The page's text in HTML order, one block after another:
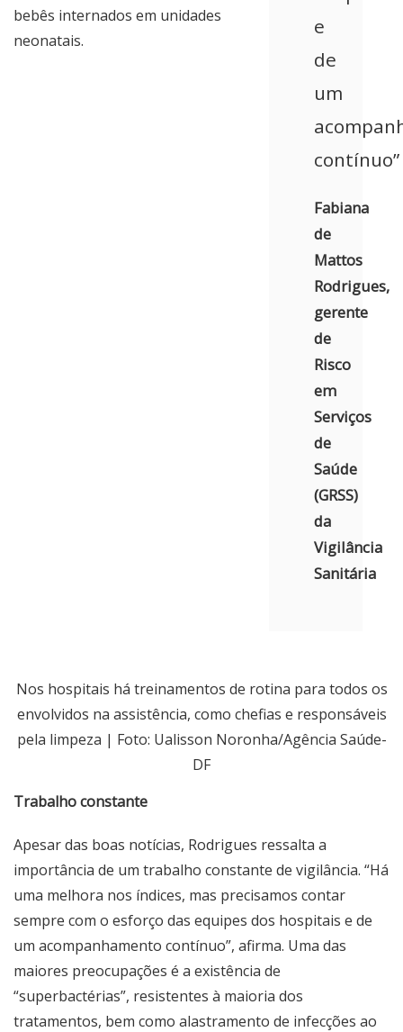
e
de
um
contínuo”
Fabiana
de
Mattos
Rodrigues,
gerente
de
Risco
em
Serviços
de
Saúde
(GRSS)
da
Vigilância
Sanitária
bebês internados em unidades
neonatais.
Nos hospitais há treinamentos de rotina para todos os
envolvidos na assistência, como chefias e responsáveis
pela limpeza | Foto: Ualisson Noronha/Agência Saúde-
DF
Trabalho constante
Apesar das boas notícias, Rodrigues ressalta a
importância de um trabalho constante de vigilância. “Há
uma melhora nos índices, mas precisamos contar
sempre com o esforço das equipes dos hospitais e de
um acompanhamento contínuo”, afirma. Uma das
maiores preocupações é a existência de
“superbactérias”, resistentes à maioria dos
tratamentos, bem como alastramento de infecções ao